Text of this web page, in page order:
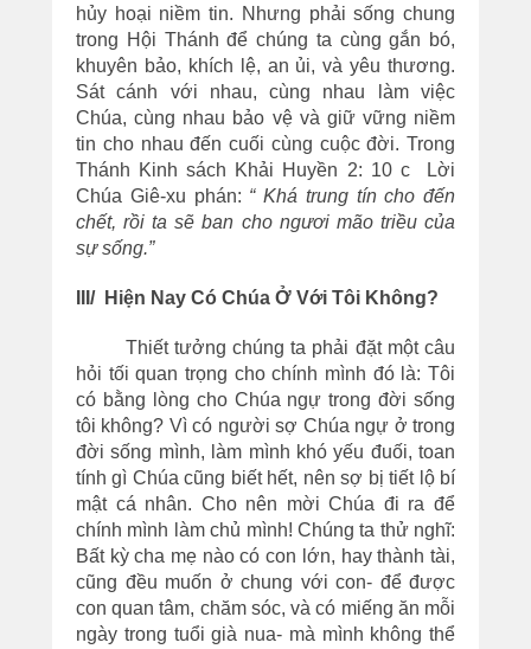
hủy hoại niềm tin. Nhưng phải sống chung
trong Hội Thánh để chúng ta cùng gắn bó,
khuyên bảo, khích lệ, an ủi, và yêu thương.
Sát cánh với nhau, cùng nhau làm việc
Chúa, cùng nhau bảo vệ và giữ vững niềm
tin cho nhau đến cuối cùng cuộc đời. Trong
Thánh Kinh sách Khải Huyền 2: 10 c Lời
Chúa Giê-xu phán: “ Khá trung tín cho đến
chết, rồi ta sẽ ban cho ngươi mão triều của
sự sống.”
III/ Hiện Nay Có Chúa Ở Với Tôi Không?
Thiết tưởng chúng ta phải đặt một câu
hỏi tối quan trọng cho chính mình đó là: Tôi
có bằng lòng cho Chúa ngự trong đời sống
tôi không? Vì có người sợ Chúa ngự ở trong
đời sống mình, làm mình khó yếu đuối, toan
tính gì Chúa cũng biết hết, nên sợ bị tiết lộ bí
mật cá nhân. Cho nên mời Chúa đi ra để
chính mình làm chủ mình! Chúng ta thử nghĩ:
Bất kỳ cha mẹ nào có con lớn, hay thành tài,
cũng đều muốn ở chung với con- để được
con quan tâm, chăm sóc, và có miếng ăn mỗi
ngày trong tuổi già nua- mà mình không thể